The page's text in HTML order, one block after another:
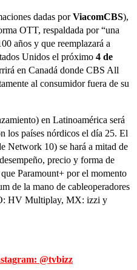
dadas porViacomCBS),
OTT, respaldada por “una
años y que reemplazará a
Unidos el próximo 4 de
en Canadá donde CBS All
al consumidor fuera de su
en Latinoamérica será
los países nórdicos el día 25. El
Network 10) se hará a mitad de
precio y forma de
Paramount+ por el momento
de la mano de cableoperadores
HV Multiplay, MX: izzi y
@tvbizz